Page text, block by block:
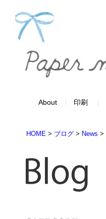
About 印刷
HOME > ブログ > News >